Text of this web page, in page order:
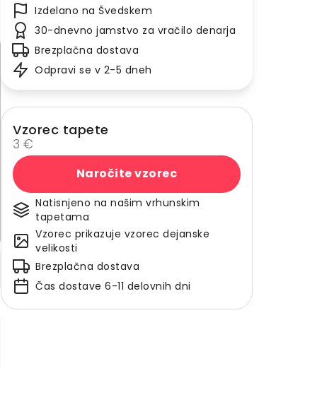
Izdelano na Švedskem
30-dnevno jamstvo za vračilo denarja
Brezplačna dostava
Odpravi se v 2-5 dneh
Vzorec tapete
3 €
Naročite vzorec
Natisnjeno na našim vrhunskim
tapetama
Vzorec prikazuje vzorec dejanske
velikosti
Brezplačna dostava
Čas dostave 6-11 delovnih dni